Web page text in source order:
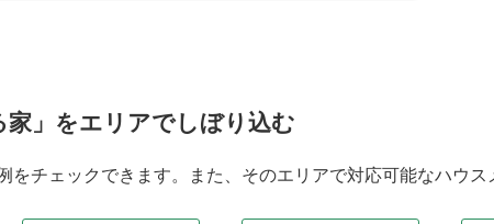
家」をエリアでしぼり込む
をチェックできます。また、そのエリアで対応可能なハウ